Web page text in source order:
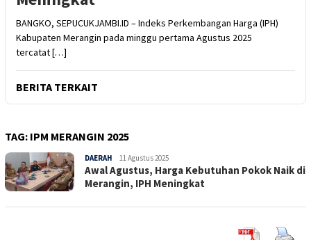
BANGKO, SEPUCUKJAMBI.ID – Indeks Perkembangan Harga (IPH)
Kabupaten Merangin pada minggu pertama Agustus 2025
tercatat […]
BERITA TERKAIT
TAG: IPM MERANGIN 2025
DAERAH Sepucuk
Jambi
11 Agustus 2025
Awal Agustus, Harga Kebutuhan Pokok Naik di
Merangin, IPH Meningkat